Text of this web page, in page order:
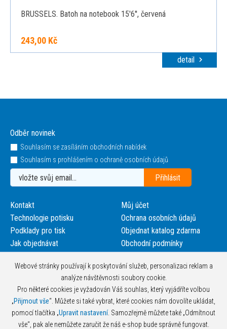
BRUSSELS. Batoh na notebook 15'6'', červená
243,00 Kč
detail
Webové stránky používají k poskytování služeb, personalizaci reklam a
analýze návštěvnosti soubory cookie.
Pro některé cookies je vyžadován Váš souhlas, který vyjádříte volbou
„Přijmout vše“. Můžete si také vybrat, které cookies nám dovolíte ukládat,
pomocí tlačítka „Upravit nastavení. Samozřejmě můžete také „Odmítnout
vše“, pak ale nemůžete zaručit že náš e-shop bude správně fungovat.
Odběr novinek
Souhlasím se zasíláním obchodních nabídek
Souhlasím s prohlášením o ochraně osobních údajů
Kontakt
Technologie potisku
Podklady pro tisk
Jak objednávat
Můj účet
Ochrana osobních údajů
Objednat katalog zdarma
Obchodní podmínky